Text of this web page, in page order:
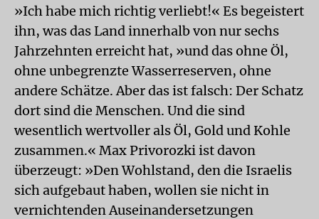
»Ich habe mich richtig verliebt!« Es begeistert
ihn, was das Land innerhalb von nur sechs
Jahrzehnten erreicht hat, »und das ohne Öl,
ohne unbegrenzte Wasserreserven, ohne
andere Schätze. Aber das ist falsch: Der Schatz
dort sind die Menschen. Und die sind
wesentlich wertvoller als Öl, Gold und Kohle
zusammen.« Max Privorozki ist davon
überzeugt: »Den Wohlstand, den die Israelis
sich aufgebaut haben, wollen sie nicht in
vernichtenden Auseinandersetzungen